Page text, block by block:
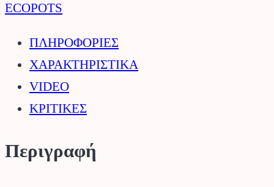
ποσότητα
ECOPOTS
ΠΛΗΡΟΦΟΡΙΕΣ
ΧΑΡΑΚΤΗΡΙΣΤΙΚΑ
VIDEO
ΚΡΙΤΙΚΕΣ
Περιγραφή